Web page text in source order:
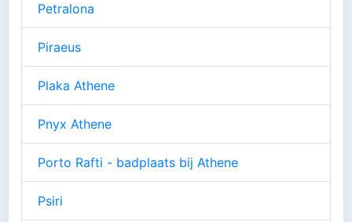
Petralona
Piraeus
Plaka Athene
Pnyx Athene
Porto Rafti - badplaats bij Athene
Psiri